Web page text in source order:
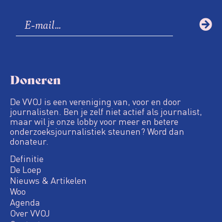
Doneren
De VVOJ is een vereniging van, voor en door
journalisten. Ben je zelf niet actief als journalist,
maar wil je onze lobby voor meer en betere
onderzoeksjournalistiek steunen? Word dan
donateur.
Definitie
De Loep
Nieuws & Artikelen
Woo
Agenda
Over VVOJ